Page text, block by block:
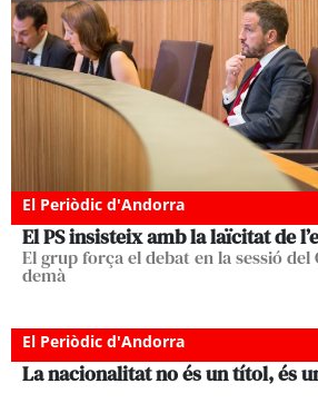
El Periòdic d'Andorra
El PS insisteix amb la laïcitat de
El grup força el debat en la sessió del
demà
El Periòdic d'Andorra
La nacionalitat no és un títol, és